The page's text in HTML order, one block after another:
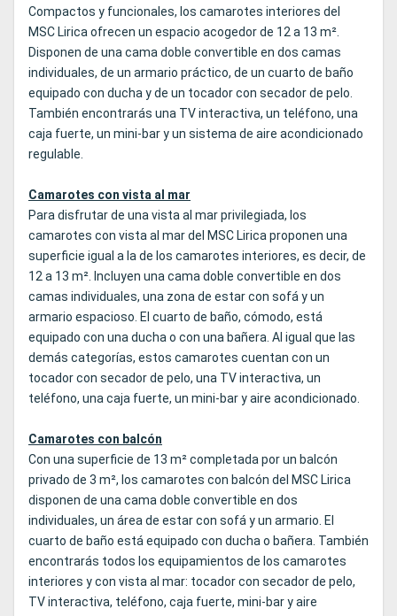
Compactos y funcionales, los camarotes interiores del
MSC Lirica ofrecen un espacio acogedor de 12 a 13 m².
Disponen de una cama doble convertible en dos camas
individuales, de un armario práctico, de un cuarto de baño
equipado con ducha y de un tocador con secador de pelo.
También encontrarás una TV interactiva, un teléfono, una
caja fuerte, un mini-bar y un sistema de aire acondicionado
regulable.
Camarotes con vista al mar
Para disfrutar de una vista al mar privilegiada, los
camarotes con vista al mar del MSC Lirica proponen una
superficie igual a la de los camarotes interiores, es decir, de
12 a 13 m². Incluyen una cama doble convertible en dos
camas individuales, una zona de estar con sofá y un
armario espacioso. El cuarto de baño, cómodo, está
equipado con una ducha o con una bañera. Al igual que las
demás categorías, estos camarotes cuentan con un
tocador con secador de pelo, una TV interactiva, un
teléfono, una caja fuerte, un mini-bar y aire acondicionado.
Camarotes con balcón
Con una superficie de 13 m² completada por un balcón
privado de 3 m², los camarotes con balcón del MSC Lirica
disponen de una cama doble convertible en dos
individuales, un área de estar con sofá y un armario. El
cuarto de baño está equipado con ducha o bañera. También
encontrarás todos los equipamientos de los camarotes
interiores y con vista al mar: tocador con secador de pelo,
TV interactiva, teléfono, caja fuerte, mini-bar y aire